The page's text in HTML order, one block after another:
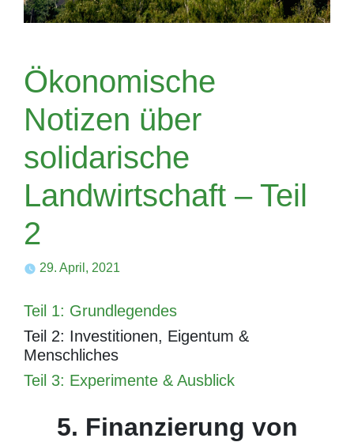
Ökonomische
Notizen über
solidarische
Landwirtschaft – Teil
2
29. April, 2021
Teil 1: Grundlegendes
Teil 2: Investitionen, Eigentum &
Menschliches
Teil 3: Experimente & Ausblick
5. Finanzierung von